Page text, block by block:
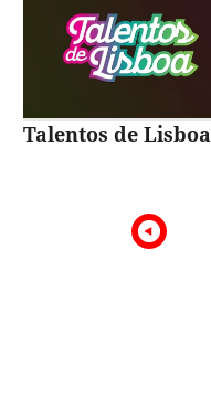
Talentos de Lisboa